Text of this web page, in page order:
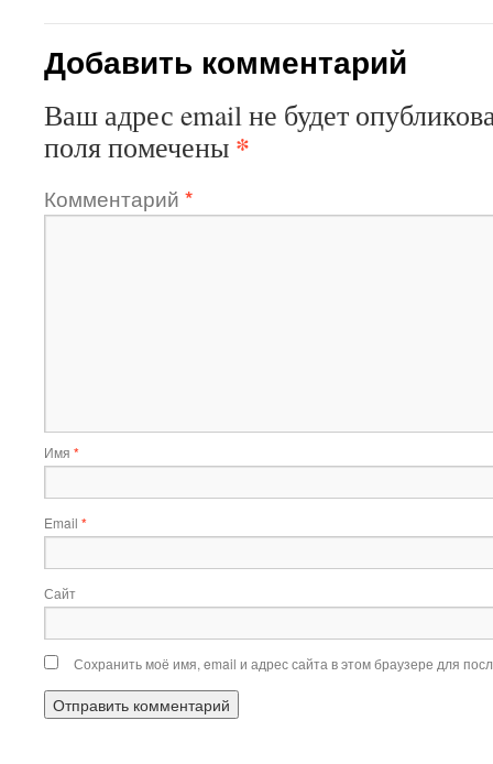
Добавить комментарий
Ваш адрес email не будет
поля помечены *
Комментарий *
Имя *
Email *
Сайт
Сохранить моё имя, email и адрес сайта в этом браузере для